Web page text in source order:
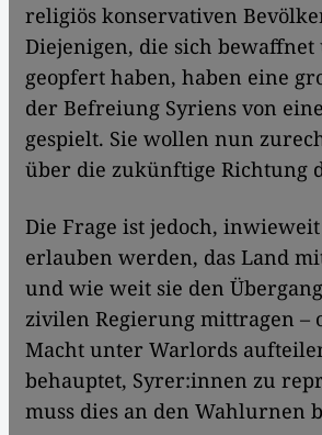
religiös konservativen
Diejenigen, die sich
geopfert haben, haben eine
der Befreiung Syriens von
gespielt. Sie wollen nun
über die zukünftige Richtung
Die Frage ist jedoch,
erlauben werden, das Land
und wie weit sie den
zivilen Regierung mittragen –
Macht unter Warlords
behauptet, Syrer:innen zu
muss dies an den Wahlurnen